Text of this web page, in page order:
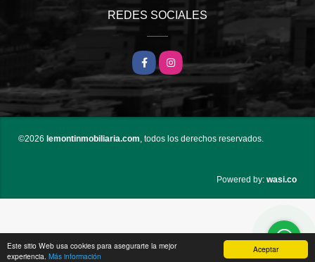
Aceptar
Este sitio Web usa cookies para asegurarte la mejor
experiencia. Más información
REDES SOCIALES
Facebook
Instagram
©2026 lemontinmobiliaria.com, todos los derechos reservados.
Powered by: wasi.co